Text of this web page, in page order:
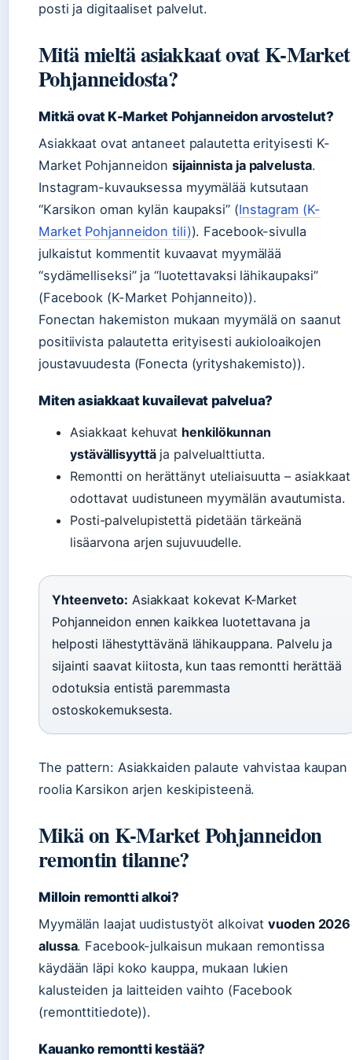
posti ja digitaaliset palvelut.
Mitä mieltä asiakkaat ovat K-Market
Pohjanneidosta?
Mitkä ovat K-Market Pohjanneidon arvostelut?
Asiakkaat ovat antaneet palautetta erityisesti K-
Market Pohjanneidon sijainnista ja palvelusta.
Instagram-kuvauksessa myymälää kutsutaan
“Karsikon oman kylän kaupaksi” (Instagram (K-
Market Pohjanneidon tili)). Facebook-sivulla
julkaistut kommentit kuvaavat myymälää
“sydämelliseksi” ja “luotettavaksi lähikaupaksi”
(Facebook (K-Market Pohjanneito)).
Fonectan hakemiston mukaan myymälä on saanut
positiivista palautetta erityisesti aukioloaikojen
joustavuudesta (Fonecta (yrityshakemisto)).
Miten asiakkaat kuvailevat palvelua?
Asiakkaat kehuvat henkilökunnan
ystävällisyyttäja palvelualttiutta.
Remontti on herättänyt uteliaisuutta – asiakkaat
odottavat uudistuneen myymälän avautumista.
Posti-palvelupistettä pidetään tärkeänä
lisäarvona arjen sujuvuudelle.
Yhteenveto: Asiakkaat kokevat K-Market
Pohjanneidon ennen kaikkea luotettavana ja
helposti lähestyttävänä lähikauppana. Palvelu ja
sijainti saavat kiitosta, kun taas remontti herättää
odotuksia entistä paremmasta
ostoskokemuksesta.
The pattern: Asiakkaiden palaute vahvistaa kaupan
roolia Karsikon arjen keskipisteenä.
Mikä on K-Market Pohjanneidon
remontin tilanne?
Milloin remontti alkoi?
Myymälän laajat uudistustyöt alkoivatvuoden 2026
alussa. Facebook-julkaisun mukaan remontissa
käydään läpi koko kauppa, mukaan lukien
kalusteiden ja laitteiden vaihto (Facebook
(remonttitiedote)).
Kauanko remontti kestää?